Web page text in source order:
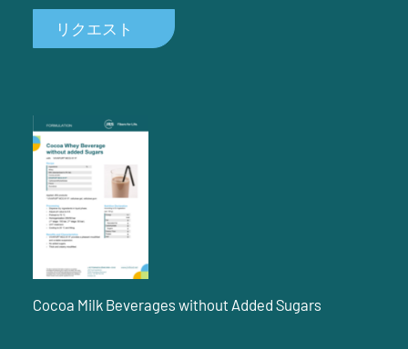
リクエスト
Cocoa Milk Beverages without Added Sugars